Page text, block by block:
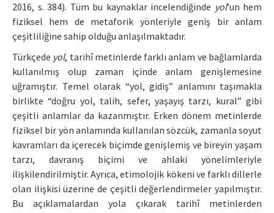
2016, s. 384). Tüm bu kaynaklar incelendiğinde yol’un hem
fiziksel hem de metaforik yönleriyle geniş bir anlam
çeşitliliğine sahip olduğu anlaşılmaktadır.
Türkçede yol, tarihî metinlerde farklı anlam ve bağlamlarda
kullanılmış olup zaman içinde anlam genişlemesine
uğramıştır. Temel olarak “yol, gidiş” anlamını taşımakla
birlikte “doğru yol, talih, sefer, yaşayış tarzı, kural” gibi
çeşitli anlamlar da kazanmıştır. Erken dönem metinlerde
fiziksel bir yön anlamında kullanılan sözcük, zamanla soyut
kavramları da içerecek biçimde genişlemiş ve bireyin yaşam
tarzı, davranış biçimi ve ahlaki yönelimleriyle
ilişkilendirilmiştir. Ayrıca, etimolojik kökeni ve farklı dillerle
olan ilişkisi üzerine de çeşitli değerlendirmeler yapılmıştır.
Bu açıklamalardan yola çıkarak tarihî metinlerden